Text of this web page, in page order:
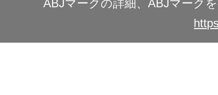
ABJマークの詳細、ABJマーク